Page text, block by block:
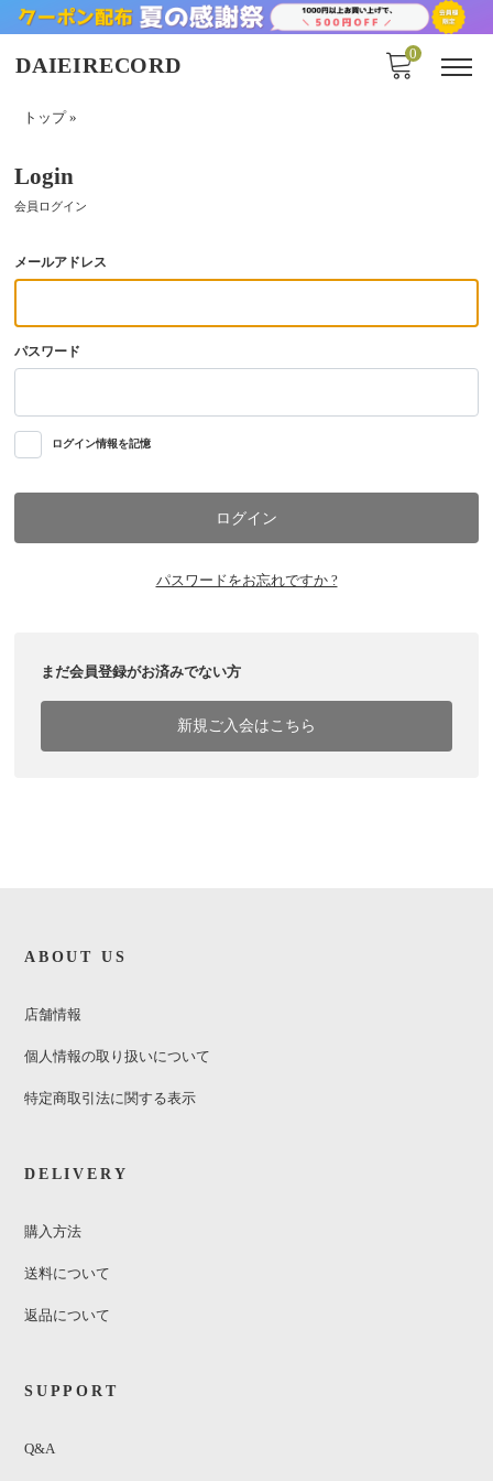
DAIEIRECORD 0
トップ»
Login
会員ログイン
メールアドレス
パスワード
ログイン情報を記憶
パスワードをお忘れですか ?
まだ会員登録がお済みでない方
新規ご入会はこちら
ABOUT US
店舗情報
個人情報の取り扱いについて
特定商取引法に関する表示
DELIVERY
購入方法
送料について
返品について
SUPPORT
Q&A